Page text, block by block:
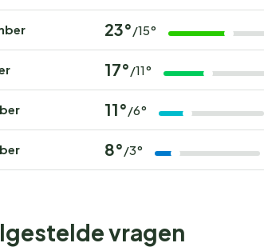
23° /15°
17° /11°
11° /6°
8° /3°
vragen